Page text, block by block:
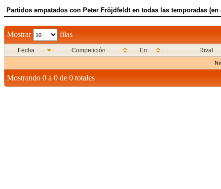
Partidos empatados con Peter Fröjdfeldt en todas las temporadas (en
Mostrar filas
Fecha Competición En Rival
Mostrando 0 a 0 de 0 totales